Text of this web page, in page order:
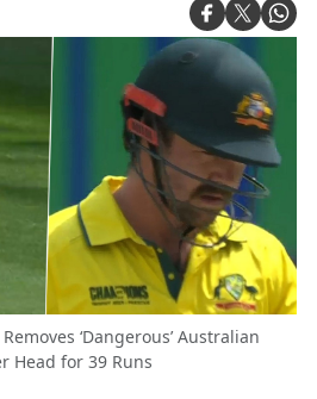
‘Dangerous’ Australian
Head for 39 Runs